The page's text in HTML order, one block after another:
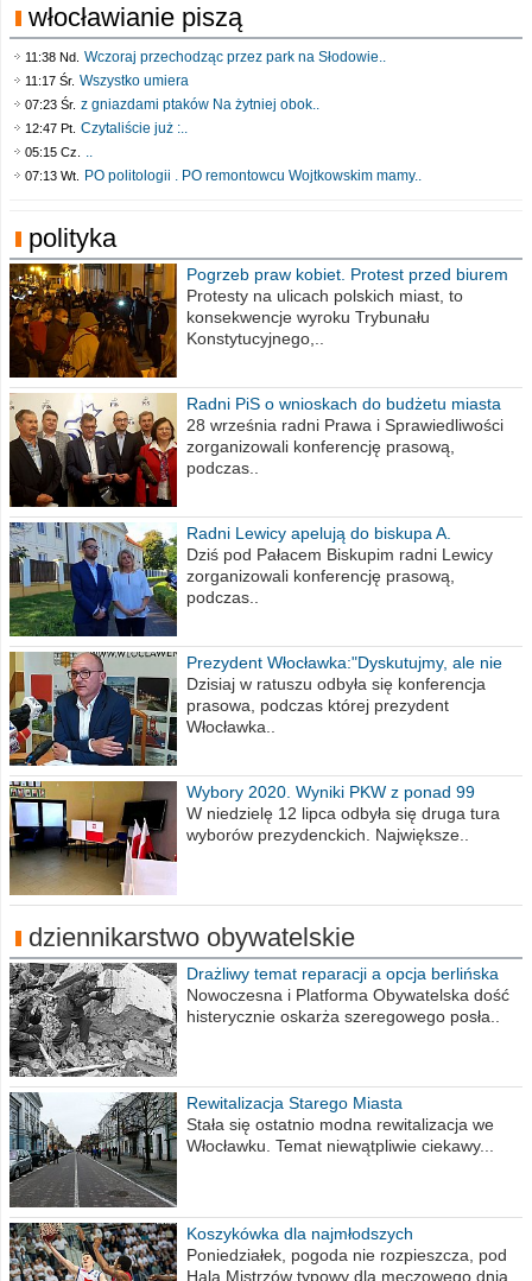
włocławianie piszą
11:38 Nd. Wczoraj przechodząc przez park na Słodowie..
11:17 Śr. Wszystko umiera
07:23 Śr. z gniazdami ptaków Na żytniej obok..
12:47 Pt. Czytaliście już :..
05:15 Cz. ..
07:13 Wt. PO politologii . PO remontowcu Wojtkowskim mamy..
polityka
Pogrzeb praw kobiet. Protest przed biurem
poselskim PiS
Protesty na ulicach polskich miast, to
konsekwencje wyroku Trybunału
Konstytucyjnego,..
Radni PiS o wnioskach do budżetu miasta
na 2021 rok
28 września radni Prawa i Sprawiedliwości
zorganizowali konferencję prasową,
podczas..
Radni Lewicy apelują do biskupa A.
Wiesława Meringa
Dziś pod Pałacem Biskupim radni Lewicy
zorganizowali konferencję prasową,
podczas..
Prezydent Włocławka:"Dyskutujmy, ale nie
obrażajmy się”
Dzisiaj w ratuszu odbyła się konferencja
prasowa, podczas której prezydent
Włocławka..
Wybory 2020. Wyniki PKW z ponad 99
procent obwodów
W niedzielę 12 lipca odbyła się druga tura
wyborów prezydenckich. Największe..
dziennikarstwo obywatelskie
Drażliwy temat reparacji a opcja berlińska
Nowoczesna i Platforma Obywatelska dość
histerycznie oskarża szeregowego posła..
Rewitalizacja Starego Miasta
Stała się ostatnio modna rewitalizacja we
Włocławku. Temat niewątpliwie ciekawy...
Koszykówka dla najmłodszych
Poniedziałek, pogoda nie rozpieszcza, pod
Halą Mistrzów typowy dla meczowego dnia..